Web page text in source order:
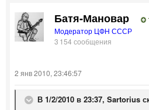
Батя-Мановар
Модератор ЦФН СССР
3 154 сообщения
2 янв 2010, 23:46:57
В 1/2/2010 в 23:37, Sartorius